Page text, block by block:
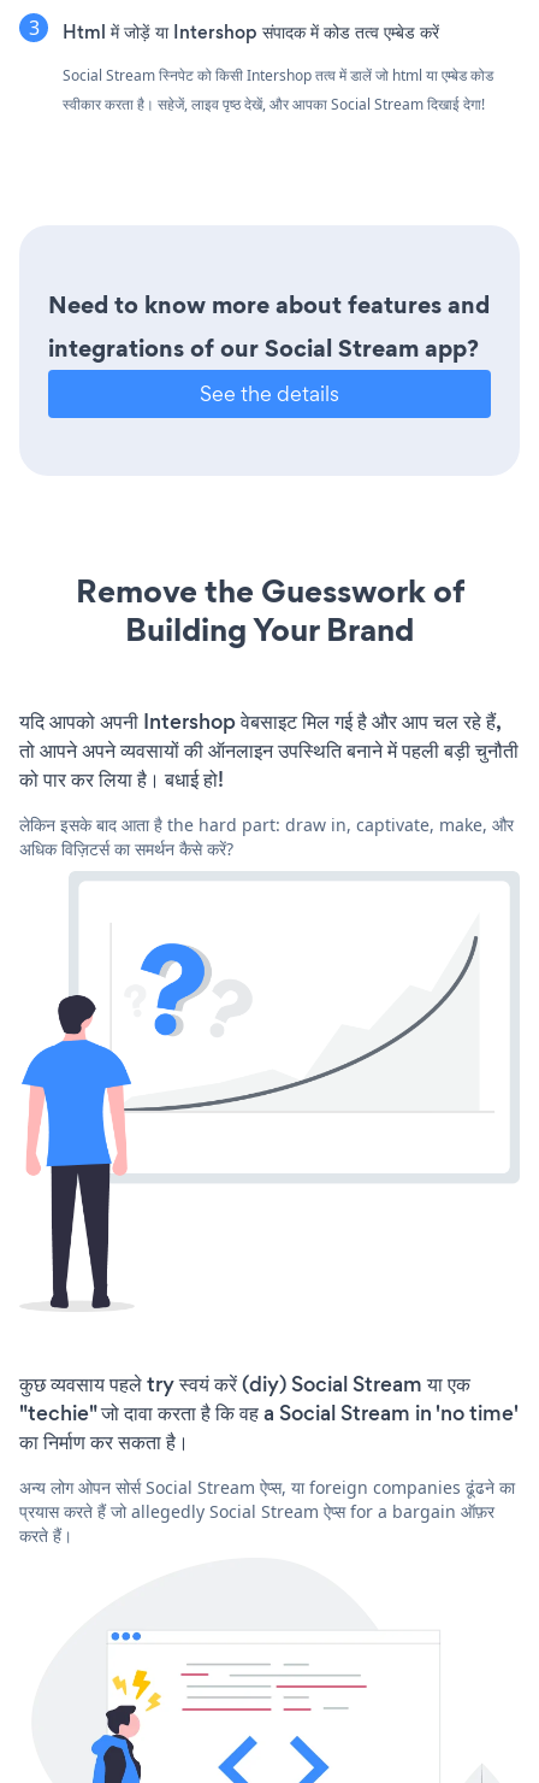
Html में जोड़ें या Intershop संपादक में कोड तत्व एम्बेड करें
Social Stream स्निपेट को किसी Intershop तत्व में डालें जो html या एम्बेड कोड
स्वीकार करता है। सहेजें, लाइव पृष्ठ देखें, और आपका Social Stream दिखाई देगा!
Need to know more about features and
integrations of our Social Stream app?
See the details
Remove the Guesswork of
Building Your Brand
यदि आपको अपनी Intershop वेबसाइट मिल गई है और आप चल रहे हैं,
तो आपने अपने व्यवसायों की ऑनलाइन उपस्थिति बनाने में पहली बड़ी चुनौती
को पार कर लिया है। बधाई हो!
लेकिन इसके बाद आता है the hard part: draw in, captivate, make, और
अधिक विज़िटर्स का समर्थन कैसे करें?
कुछ व्यवसाय पहले try स्वयं करें (diy) Social Stream या एक
"techie" जो दावा करता है कि वह a Social Stream in 'no time'
का निर्माण कर सकता है।
अन्य लोग ओपन सोर्स Social Stream ऐप्स, या foreign companies ढूंढने का
प्रयास करते हैं जो allegedly Social Stream ऐप्स for a bargain ऑफ़र
करते हैं।